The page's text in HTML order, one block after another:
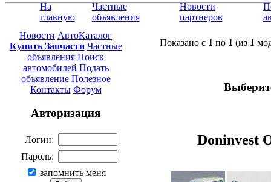
На
главную
Частные
объявления
Новости
партнеров
Новости АвтоКаталог
Купить Запчасти Частные
объявления Поиск
автомобилей Подать
объявление Полезное
Контакты Форум
Авторизация
Логин:
Пароль:
запомнить меня
Показано с 1 по 1 (из 1
Doninvest